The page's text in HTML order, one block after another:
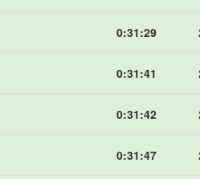
0:31:29
0:31:41
0:31:42
0:31:47